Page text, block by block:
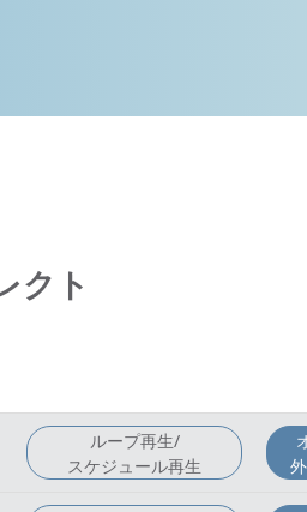
クト
ループ再生/
スケジュール再生